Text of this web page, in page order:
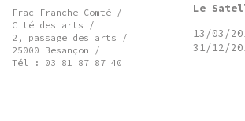
Frac Franche-Comté /
Cité des arts /
2, passage des arts /
25000 Besançon /
Tél : 03 81 87 87 40
Le
13/03/
31/12/